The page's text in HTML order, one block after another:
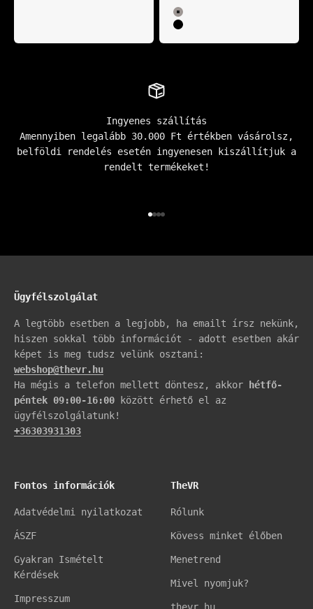
Color
Asphalt
Fekete
Ingyenes szállítás
Amennyiben legalább 30.000 Ft értékben vásárolsz,
belföldi rendelés esetén ingyenesen kiszállítjuk a
rendelt termékeket!
Ügyfélszolgálat
A legtöbb esetben a legjobb, ha emailt írsz nekünk,
hiszen sokkal több információt - adott esetben akár
képet is meg tudsz velünk osztani:
webshop@thevr.hu
Ha mégis a telefon mellett döntesz, akkor
hétfő-
péntek 09:00-16:00 között érhető el az
ügyfélszolgálatunk!
+36303931303
Fontos információk
Adatvédelmi nyilatkozat
ÁSZF
Gyakran Ismételt
Kérdések
Impresszum
TheVR
Rólunk
Kövess minket élőben
Menetrend
Mivel nyomjuk?